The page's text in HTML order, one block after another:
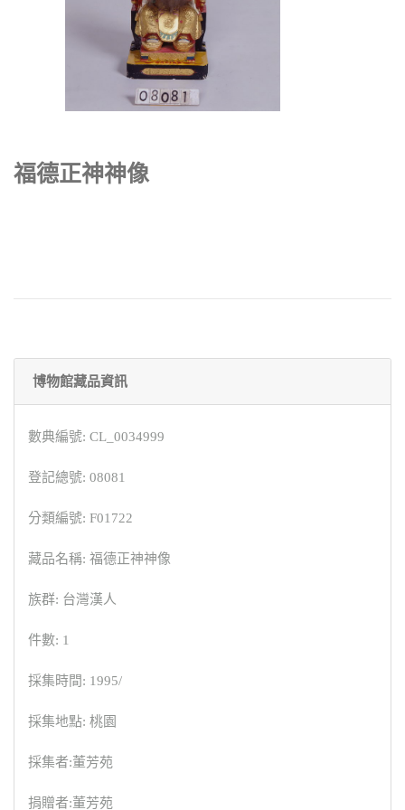
福德正神神像
博物館藏品資訊
數典編號: CL_0034999
登記總號: 08081
分類編號: F01722
藏品名稱: 福德正神神像
族群: 台灣漢人
件數: 1
採集時間: 1995/
採集地點: 桃園
採集者:董芳苑
捐贈者:董芳苑